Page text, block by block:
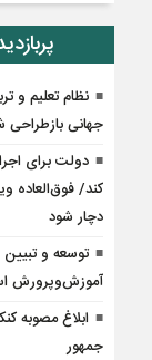
نظام تعلیم و
جهانی بازطراحی
دولت برای
کند/ فوق‌العاده
دچار شود
توسعه و
آموزش‌وپرورش
ابلاغ مصوبه
جمهور